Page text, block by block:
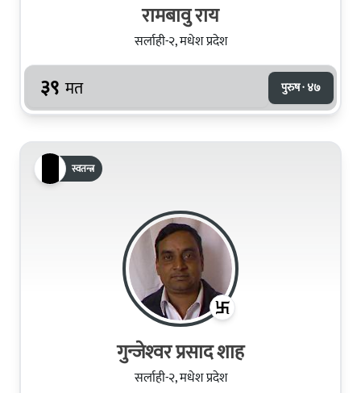
रामबावु राय
सर्लाही-२, मधेश प्रदेश
३९ मत पुरुष · ४७
स्वतन्त्र
गुन्जेश्‍वर प्रसाद शाह
सर्लाही-२, मधेश प्रदेश